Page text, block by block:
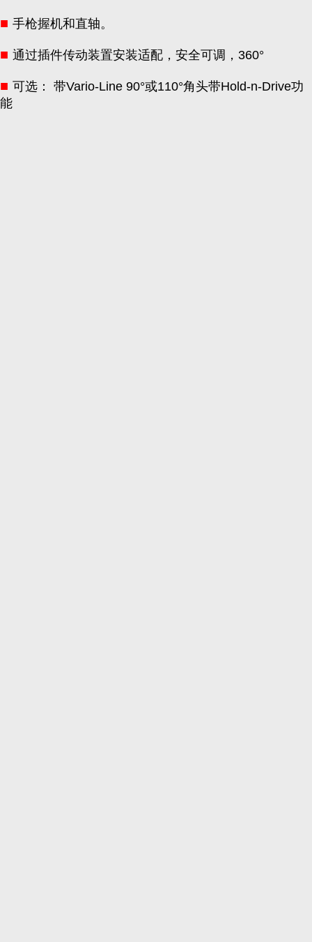
■ 手枪握机和直轴。
■ 通过插件传动装置安装适配，安全可调，360°
■ 可选： 带Vario-Line 90°或110°角头带Hold-n-Drive功
能